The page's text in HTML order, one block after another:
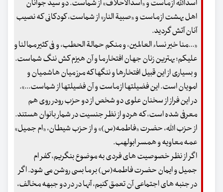
اسدالله از ماست و «اسدالاحلاف» از شماست. دو سید جوانان
اهل بهشت از ماست و «صبیة النار» از شماست، کودکانی که نصیب
آنان آتش گردید.
«...منا خیر نساء العالمین، و منکم حمالة الحطب، و فی کثیر مما لنا و
علیکم؛ بهترین زنان جهان افتخار ما و آن هیزم کش ننگ شماست.
و بسیاری از این قبیل افتخارها و ننگها که مرز میان هاشمیان و
امویان است. این فضیلتها از ماست و آن فضیلتها از شماست...».
در این فراز از سخنان علوی دو شخص از دو حزب رودر روی هم
معرفی شده است، که هردو از نظر جنسیت در شمار بانوان هستند.
از حزب الله، حضرت «فاطمه(س)» و از حزب شیطان، «ام جمیل»
عمه معاویه و همسر ابولهب.
اگر از نظر خصوصیت های فردی به موضوع بنگریم، کفر ام
جمیل و ایمان حضرت فاطمه(س) بر ما بسی روشن می شود. اگر
در جنبه های اجتماعی آن تعمق کنیم، آنها در در دو جبهه مخالف،